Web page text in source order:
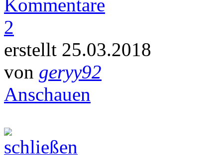
Kommentare
2
erstellt 25.03.2018
von geryy92
Anschauen